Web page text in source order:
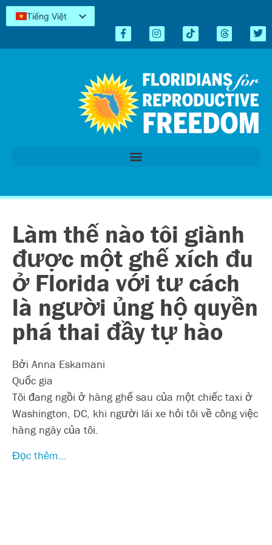
Tiếng Việt
Español
Làm thế nào tôi giành
được một ghế xích đu
ở Florida với tư cách
là người ủng hộ quyền
phá thai đầy tự hào
Bởi Anna Eskamani
Quốc gia
Tôi đang ngồi ở hàng ghế sau của một chiếc taxi ở
Washington, DC, khi người lái xe hỏi tôi về công việc
hàng ngày của tôi.
Đọc thêm…